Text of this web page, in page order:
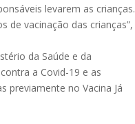
levarem as crianças.
de vacinação das crianças”,
da Saúde e da
a Covid-19 e as
previamente no Vacina Já